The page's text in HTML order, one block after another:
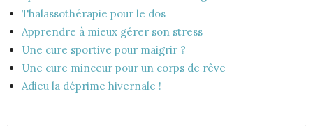
Thalassothérapie pour le dos
Apprendre à mieux gérer son stress
Une cure sportive pour maigrir ?
Une cure minceur pour un corps de rêve
Adieu la déprime hivernale !